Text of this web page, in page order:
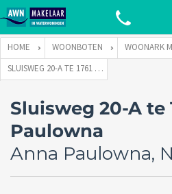
HOME WOONBOTEN
SLUISWEG 20-A TE 1761 JV ANNA PAULOWNA
Sluisweg 20-A te
Paulowna
Anna Paulowna,